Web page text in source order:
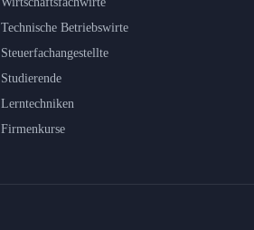
Technische Betriebswirte
Steuerfachangestellte
Studierende
Lerntechniken
Firmenkurse